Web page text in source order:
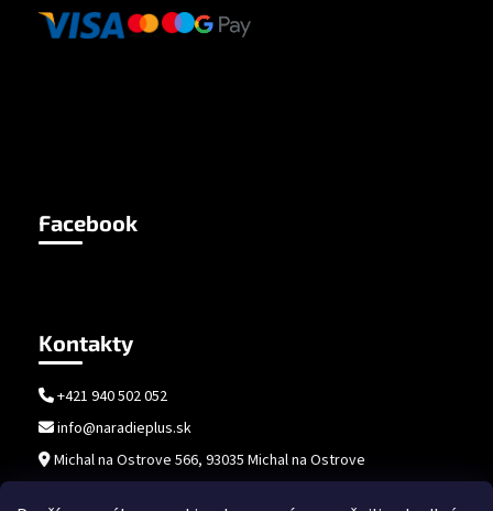
Facebook
Kontakty
+421 940 502 052
info@naradieplus.sk
Michal na Ostrove 566, 93035 Michal na Ostrove